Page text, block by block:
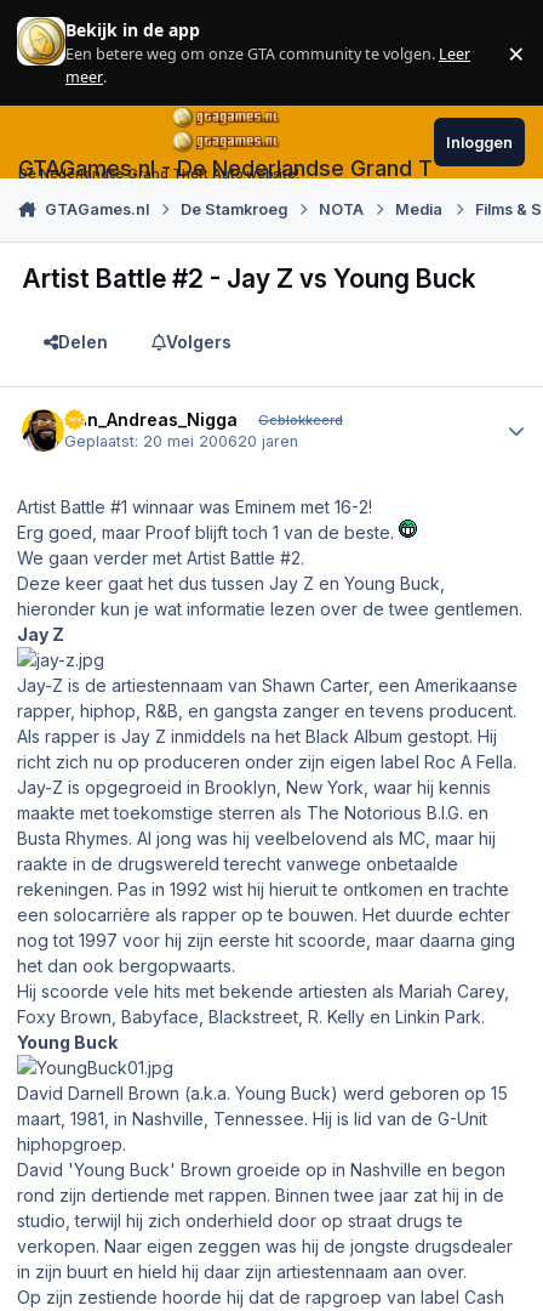
Skip to content
Bekijk in de app
Een betere weg om onze GTA community te volgen. Leer
meer.
×
GTAGames.nl - De Nederlandse Grand Theft Auto
De Nederlandse Grand Theft Auto website!
Inloggen
GTAGames.nl De Stamkroeg NOTA Media Films &
Artist Battle #2 - Jay Z vs Young Buck
Delen Volgers
San_Andreas_Nigga Geblokkeerd
Geplaatst: 20 mei 200620 jaren
Artist Battle #1 winnaar was Eminem met 16-2!
Erg goed, maar Proof blijft toch 1 van de beste.
We gaan verder met Artist Battle #2.
Deze keer gaat het dus tussen Jay Z en Young Buck,
hieronder kun je wat informatie lezen over de twee gentlemen.
Jay Z
Jay-Z is de artiestennaam van Shawn Carter, een Amerikaanse
rapper, hiphop, R&B, en gangsta zanger en tevens producent.
Als rapper is Jay Z inmiddels na het Black Album gestopt. Hij
richt zich nu op produceren onder zijn eigen label Roc A Fella.
Jay-Z is opgegroeid in Brooklyn, New York, waar hij kennis
maakte met toekomstige sterren als The Notorious B.I.G. en
Busta Rhymes. Al jong was hij veelbelovend als MC, maar hij
raakte in de drugswereld terecht vanwege onbetaalde
rekeningen. Pas in 1992 wist hij hieruit te ontkomen en trachte
een solocarrière als rapper op te bouwen. Het duurde echter
nog tot 1997 voor hij zijn eerste hit scoorde, maar daarna ging
het dan ook bergopwaarts.
Hij scoorde vele hits met bekende artiesten als Mariah Carey,
Foxy Brown, Babyface, Blackstreet, R. Kelly en Linkin Park.
Young Buck
David Darnell Brown (a.k.a. Young Buck) werd geboren op 15
maart, 1981, in Nashville, Tennessee. Hij is lid van de G-Unit
hiphopgroep.
David 'Young Buck' Brown groeide op in Nashville en begon
rond zijn dertiende met rappen. Binnen twee jaar zat hij in de
studio, terwijl hij zich onderhield door op straat drugs te
verkopen. Naar eigen zeggen was hij de jongste drugsdealer
in zijn buurt en hield hij daar zijn artiestennaam aan over.
Op zijn zestiende hoorde hij dat de rapgroep van label Cash